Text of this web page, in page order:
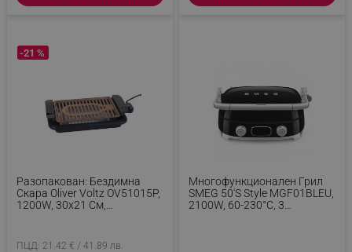
Разопакован: Бездимна
Скара Oliver Voltz OV51015P,
1200W, 30x21 См,
Черен/кафяв
-21 %
ПЦД: 21.42 € / 41.89 лв.
Многофункционален Грил
SMEG 50's Style MGF01BLEU,
2100W, 60-230°C, 3
_sgf_delayed_campaigns .alleop.bg
_sgf_npq .alleop.bg